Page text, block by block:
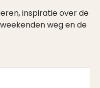
inspiratie over de
weg en de